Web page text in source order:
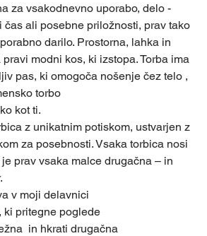
za vsakodnevno uporabo, delo -
čas ali posebne priložnosti, prav tako
darilo. Prostorna, lahka in
modni kos, ki izstopa. Torba ima
pas, ki omogoča nošenje čez telo ,
torbo
kot ti.
z unikatnim potiskom, ustvarjen z
za posebnosti. Vsaka torbica nosi
prav vsaka malce drugačna – in
v moji delavnici
ki pritegne poglede
in hkrati drugačna